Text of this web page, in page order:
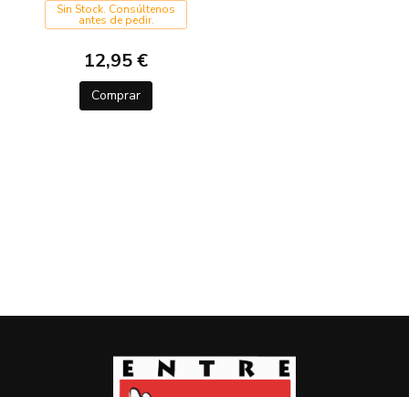
Sin Stock. Consúltenos
antes de pedir.
12,95 €
Comprar